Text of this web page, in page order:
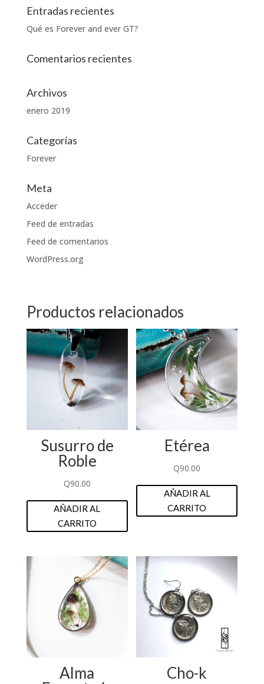
Entradas recientes
Qué es Forever and ever GT?
Comentarios recientes
Archivos
enero 2019
Categorías
Forever
Meta
Acceder
Feed de entradas
Feed de comentarios
WordPress.org
Productos relacionados
Susurro de
Roble
Q90.00
AÑADIR AL
CARRITO
Etérea
Q90.00
AÑADIR AL
CARRITO
Alma
Cho-k